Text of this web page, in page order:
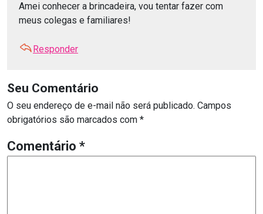
Amei conhecer a brincadeira, vou tentar fazer com
meus colegas e familiares!
Responder
Seu Comentário
O seu endereço de e-mail não será publicado. Campos
obrigatórios são marcados com *
Comentário *